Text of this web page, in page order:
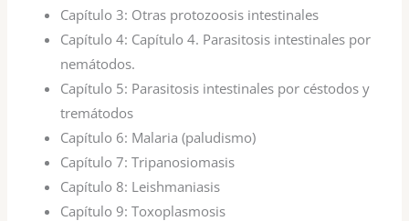
Capítulo 3: Otras protozoosis intestinales
Capítulo 4: Capítulo 4. Parasitosis intestinales por
nemátodos.
Capítulo 5: Parasitosis intestinales por céstodos y
tremátodos
Capítulo 6: Malaria (paludismo)
Capítulo 7:Tripanosiomasis
Capítulo 8: Leishmaniasis
Capítulo 9:Toxoplasmosis